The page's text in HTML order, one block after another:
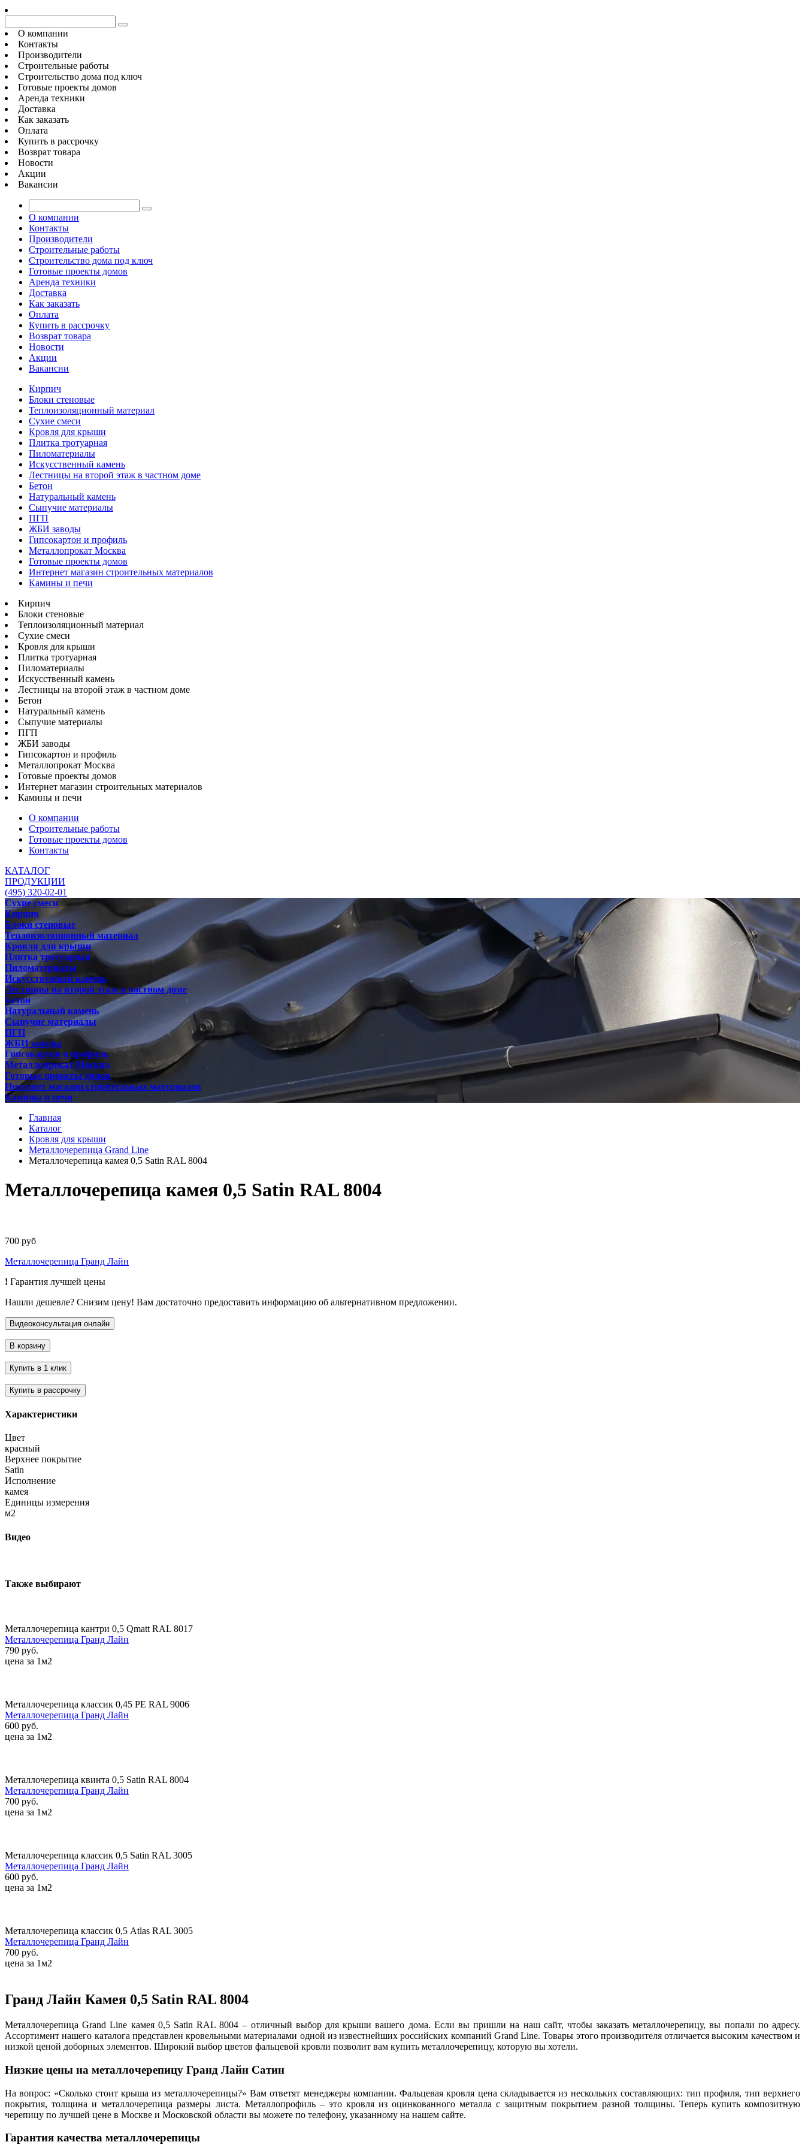
О компании
Контакты
Производители
Строительные работы
Строительство дома под ключ
Готовые проекты домов
Аренда техники
Доставка
Как заказать
Оплата
Купить в рассрочку
Возврат товара
Новости
Акции
Вакансии
О компании
Контакты
Производители
Строительные работы
Строительство дома под ключ
Готовые проекты домов
Аренда техники
Доставка
Как заказать
Оплата
Купить в рассрочку
Возврат товара
Новости
Акции
Вакансии
Кирпич
Блоки стеновые
Теплоизоляционный материал
Сухие смеси
Кровля для крыши
Плитка тротуарная
Пиломатериалы
Искусственный камень
Лестницы на второй этаж в частном доме
Бетон
Натуральный камень
Сыпучие материалы
ПГП
ЖБИ заводы
Гипсокартон и профиль
Металлопрокат Москва
Готовые проекты домов
Интернет магазин строительных материалов
Камины и печи
Кирпич
Блоки стеновые
Теплоизоляционный материал
Сухие смеси
Кровля для крыши
Плитка тротуарная
Пиломатериалы
Искусственный камень
Лестницы на второй этаж в частном доме
Бетон
Натуральный камень
Сыпучие материалы
ПГП
ЖБИ заводы
Гипсокартон и профиль
Металлопрокат Москва
Готовые проекты домов
Интернет магазин строительных материалов
Камины и печи
О компании
Строительные работы
Готовые проекты домов
Контакты
КАТАЛОГ
ПРОДУКЦИИ
(495) 320-02-01
Сухие смеси
Кирпич
Блоки стеновые
Теплоизоляционный материал
Кровля для крыши
Плитка тротуарная
Пиломатериалы
Искусственный камень
Лестницы на второй этаж в частном доме
Бетон
Натуральный камень
Сыпучие материалы
ПГП
ЖБИ заводы
Гипсокартон и профиль
Металлопрокат Москва
Готовые проекты домов
Интернет магазин строительных материалов
Камины и печи
Главная
Каталог
Кровля для крыши
Металлочерепица Grand Line
Металлочерепица камея 0,5 Satin RAL 8004
Металлочерепица камея 0,5 Satin RAL 8004
700 руб
Металлочерепица Гранд Лайн
! Гарантия лучшей цены
Нашли дешевле? Снизим цену! Вам достаточно предоставить информацию об альтернативном предложении.
Характеристики
Цвет
красный
Верхнее покрытие
Satin
Исполнение
камея
Единицы измерения
м2
Видео
Также выбирают
Металлочерепица кантри 0,5 Qmatt RAL 8017
Металлочерепица Гранд Лайн
790 руб.
цена за 1м2
Металлочерепица классик 0,45 PE RAL 9006
Металлочерепица Гранд Лайн
600 руб.
цена за 1м2
Металлочерепица квинта 0,5 Satin RAL 8004
Металлочерепица Гранд Лайн
700 руб.
цена за 1м2
Металлочерепица классик 0,5 Satin RAL 3005
Металлочерепица Гранд Лайн
600 руб.
цена за 1м2
Металлочерепица классик 0,5 Atlas RAL 3005
Металлочерепица Гранд Лайн
700 руб.
цена за 1м2
Гранд Лайн Камея 0,5 Satin RAL 8004
Металлочерепица Grand Line камея 0,5 Satin RAL 8004 – отличный выбор для крыши вашего дома. Если вы пришли на наш сайт, чтобы заказать металлочерепицу, вы попали по адресу.
Ассортимент нашего каталога представлен кровельными материалами одной из известнейших российских компаний Grand Line. Товары этого производителя отличается высоким качеством и
низкой ценой доборных элементов. Широкий выбор цветов фальцевой кровли позволит вам купить металлочерепицу, которую вы хотели.
Низкие цены на металлочерепицу Гранд Лайн Сатин
На вопрос: «Сколько стоит крыша из металлочерепицы?» Вам ответят менеджеры компании. Фальцевая кровля цена складывается из нескольких составляющих: тип профиля, тип верхнего
покрытия, толщина и металлочерепица размеры листа. Металлопрофиль – это кровля из оцинкованного металла с защитным покрытием разной толщины. Теперь купить композитную
черепицу по лучшей цене в Москве и Московской области вы можете по телефону, указанному на нашем сайте.
Гарантия качества металлочерепицы